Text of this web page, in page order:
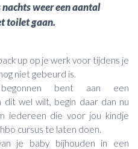
weer een aantal
toilet gaan.
up op je werk voor tijdens je
niet gebeurd is.
bent aan een
dit wel wilt, begin daar dan nu
iedereen die voor jou kindje
cursus te laten doen.
je baby bijhouden in een